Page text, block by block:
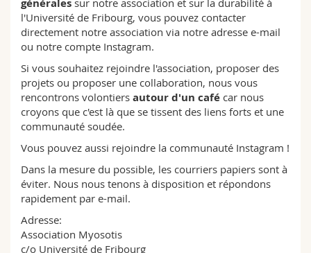
Sciences et médecine
Interfacultaire
Collaborateurs
Doctorants
Webmail
Programme des cours
MyUnifr
générales sur notre association et sur la durabilité à
l'Université de Fribourg, vous pouvez contacter
directement notre association via notre adresse e-mail
ou notre compte Instagram.
Si vous souhaitez rejoindre l'association, proposer des
projets ou proposer une collaboration, nous vous
rencontrons volontiers autour d'un café car nous
croyons que c'est là que se tissent des liens forts et une
communauté soudée.
Vous pouvez aussi rejoindre la communauté Instagram !
Dans la mesure du possible, les courriers papiers sont à
éviter. Nous nous tenons à disposition et répondons
rapidement par e-mail.
Adresse:
Association Myosotis
c/o Université de Fribourg